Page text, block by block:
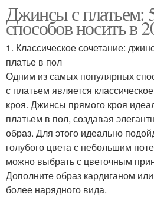
Джинсы с платьем:
способов носить в
1. Классическое сочетание:
платье в пол
Одним из самых популярных
с платьем является
кроя. Джинсы прямого кроя
платьем в пол, создавая
образ. Для этого идеально
голубого цвета с небольшим
можно выбрать с цветочным
Дополните образ кардиганом
более нарядного вида.